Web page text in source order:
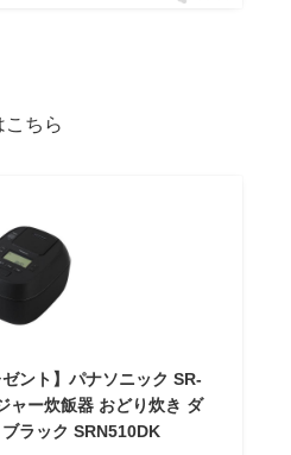
ちら
ゼント】パナソニック SR-
ャー炊飯器 おどり炊き ダ
ラック SRN510DK